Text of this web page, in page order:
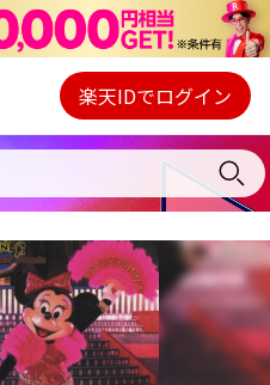
Webプレイヤー
ご契約内容の確認・変更
楽天IDでログイン